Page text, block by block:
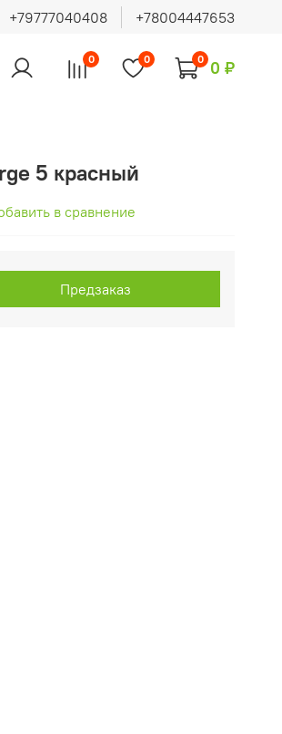
+79777040408 +78004447653
0 0 0 0 ₽
5 красный
в сравнение
Предзаказ